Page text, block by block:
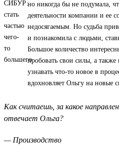
но никогда бы не подумала,
деятельности компании и ее
недосягаемым. Но судьба
и познакомила с людьми,
Большое количество
пробовать свои силы, а
узнавать что-то новое в
вдохновляет Ольгу на новые
Как считаешь, за какое
отвечает Ольга?
— Производство